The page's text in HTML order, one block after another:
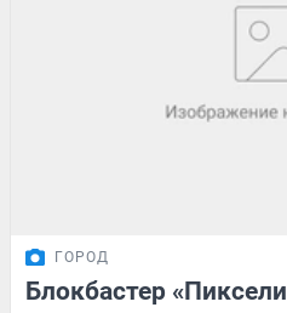
ГОРОД
Блокбастер